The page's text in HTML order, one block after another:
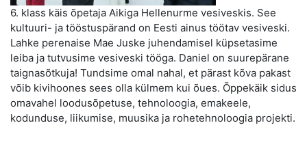
6. klass käis õpetaja Aikiga Hellenurme vesiveskis. See
kultuuri- ja tööstuspärand on Eesti ainus töötav vesiveski.
Lahke perenaise Mae Juske juhendamisel küpsetasime
leiba ja tutvusime vesiveski tööga. Daniel on suurepärane
taignasõtkuja! Tundsime omal nahal, et pärast kõva pakast
võib kivihoones sees olla külmem kui õues. Õppekäik sidus
omavahel loodusõpetuse, tehnoloogia, emakeele,
kodunduse, liikumise, muusika ja rohetehnoloogia projekti.